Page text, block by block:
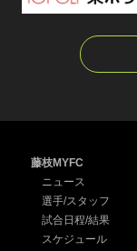
藤枝MYFC
ニュース
選手/スタッフ
試合日程/結果
スケジュール